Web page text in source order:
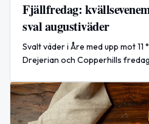
Fjällfredag:
sval augustiväder
Svalt väder i Åre med upp mot 11
Drejerian och Copperhills